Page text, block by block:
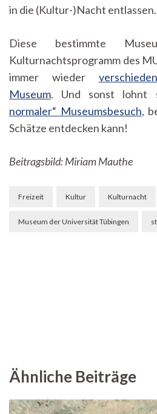
in die (Kultur-)Nacht entlassen.
Diese bestimmte
Kulturnachtsprogramm des
immer wieder
Museum. Und sonst lohnt
normaler“ Museumsbesuch,
Schätze entdecken kann!
Beitragsbild: Miriam Mauthe
Freizeit Kultur Kulturnacht
Museum der Universität Tübingen
Beitragsnavigation
Ähnliche Beiträge